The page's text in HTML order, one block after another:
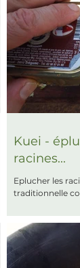
Kuei -
racines...
Eplucher les
traditionnelle